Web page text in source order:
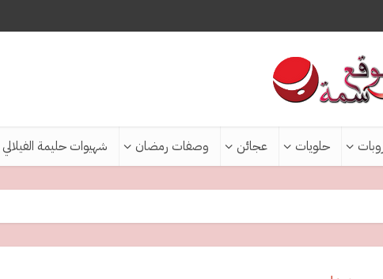
حلويات عجائن وصفات رمضان شهيوات حليمة الفيلالي